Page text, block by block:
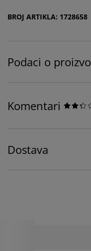
BROJ ARTIKLA: 1728658
Podaci o
Komentari
Dostava